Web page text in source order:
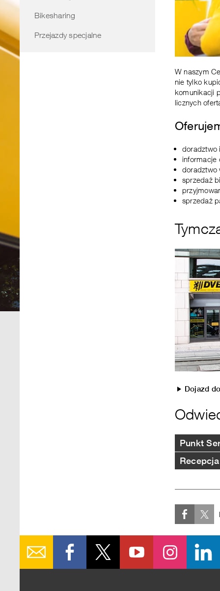
Bikesharing
Przejazdy specjalne
W naszym
nie tylko
komunikacji
licznych
doradztwo
informacje
doradztwo
sprzedaż
sprzedaż
Dojazd
Punkt